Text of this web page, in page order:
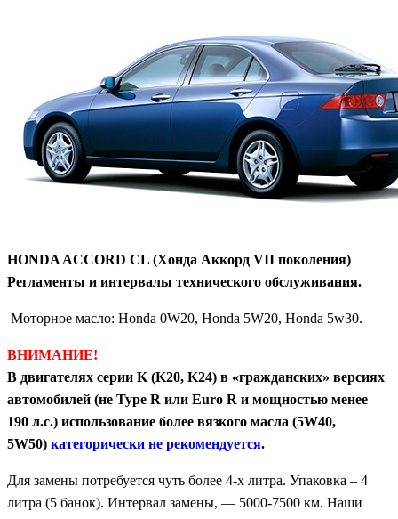
HONDA ACCORD CL (Хонда Аккорд VII поколения)
Регламенты и интервалы технического обслуживания.
Моторное масло: Honda 0W20, Honda 5W20, Honda 5w30.
ВНИМАНИЕ!
В двигателях серии K (K20, K24) в «гражданских» версиях
автомобилей (не Type R или Euro R и мощностью менее
190 л.с.) использование более вязкого масла (5W40,
5W50) категорически не рекомендуется.
Для замены потребуется чуть более 4-х литра. Упаковка – 4
литра (5 банок). Интервал замены, — 5000-7500 км. Наши